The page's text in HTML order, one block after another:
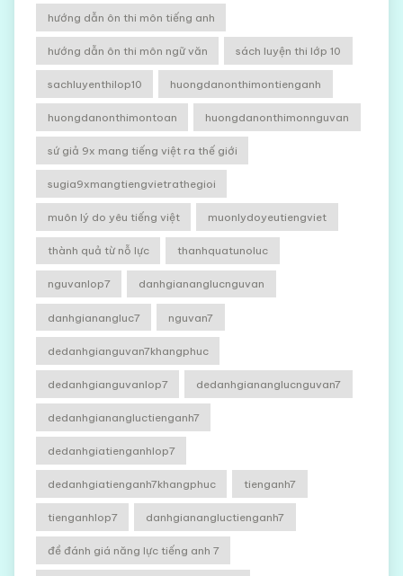
hướng dẫn ôn thi môn tiếng anh
hướng dẫn ôn thi môn ngữ văn sách luyện thi lớp 10
sachluyenthilop10 huongdanonthimontienganh
huongdanonthimontoan huongdanonthimonnguvan
sứ giả 9x mang tiếng việt ra thế giới
sugia9xmangtiengvietrathegioi
muôn lý do yêu tiếng việt muonlydoyeutiengviet
thành quả từ nỗ lực thanhquatunoluc
nguvanlop7 danhgiananglucnguvan
danhgianangluc7 nguvan7
dedanhgianguvan7khangphuc
dedanhgianguvanlop7 dedanhgiananglucnguvan7
dedanhgianangluctienganh7
dedanhgiatienganhlop7
dedanhgiatienganh7khangphuc tienganh7
tienganhlop7 danhgianangluctienganh7
đề đánh giá năng lực tiếng anh 7